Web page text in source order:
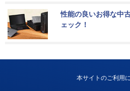
性能の良いお得な中
ェック！
本サイトのご利用